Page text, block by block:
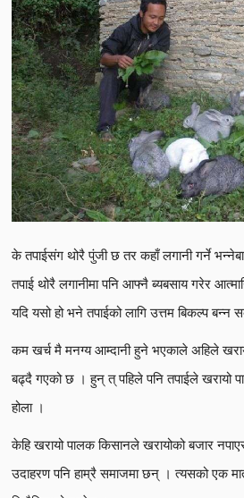
के तपाईसंग थोरै पुंजी छ तर कहाँ लगानी गर्ने
तपाई थोरै लगानीमा पनि आफ्नै ब्यबसाय गरेर
यदि यसो हो भने तपाईको लागि उत्तम बिकल्प बन्न
कम खर्च मै मनग्य आम्दानी हुने भएकाले अहिले
बढ्दै गएको छ । हुन् त् पहिले पनि तपाईले खरायो
होला ।
केहि खरायो पालक किसानले खरायोको बजार
उदाहरण पनि हाम्रै समाजमा छन् । त्यसको एक